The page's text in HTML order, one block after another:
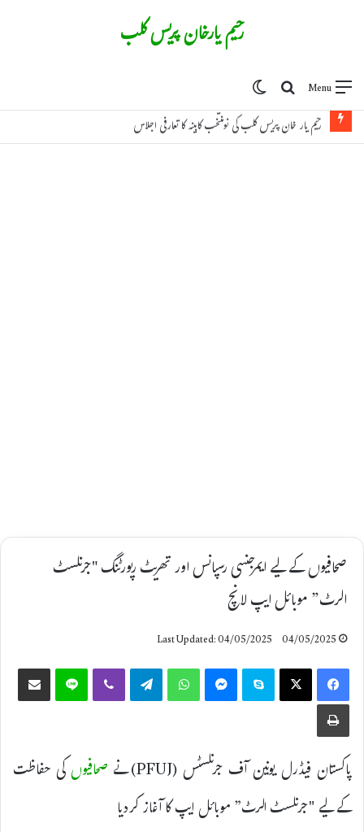
رحیم یارخان پریس کلب
Menu
Search for
رحیم یار خان پریس کلب کی نومنتخب کابینہ کا تعارفی اجلاس
صحافیوں کے لیے ایمرجنسی رسپانس اور تھریٹ رپورٹنگ "جرنلسٹ
الرٹ” موبائل ایپ لانچ
04/05/2025
Last Updated: 04/05/2025
Facebook
X
Skype
WhatsApp
Telegram
Line
پاکستان فیڈرل یونین آف جرنلسٹس (PFUJ) نے صحافیوںکی حفاظت
کے لیے "جرنلسٹ الرٹ” موبائل ایپ کا آغاز کردیا